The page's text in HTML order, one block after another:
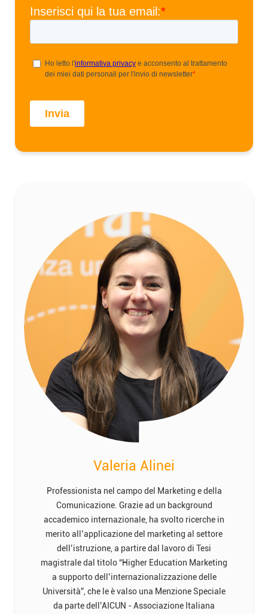
Valeria Alinei
Professionista nel campo del Marketing e della
Comunicazione. Grazie ad un background
accademico internazionale, ha svolto ricerche in
merito all’applicazione del marketing al settore
dell’istruzione, a partire dal lavoro di Tesi
magistrale dal titolo “Higher Education Marketing
a supporto dell’internazionalizzazione delle
Università”, che le è valso una Menzione Speciale
da parte dell’AICUN - Associazione Italiana